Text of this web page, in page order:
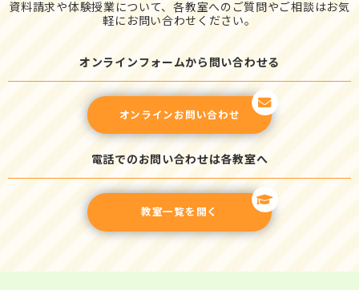
資料請求や体験授業について、各教室へのご質問やご相談はお気
軽にお問い合わせください。
オンラインフォームから問い合わせる
オンラインお問い合わせ
電話でのお問い合わせは各教室へ
教室一覧を開く